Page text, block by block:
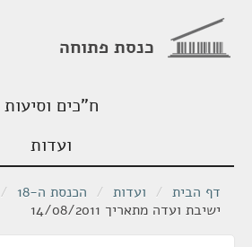
כנסת פתוחה
ח"כים וסיעות
ועדות
דף הבית / ועדות / הכנסת ה-18 /
ישיבת ועדה מתאריך 14/08/2011